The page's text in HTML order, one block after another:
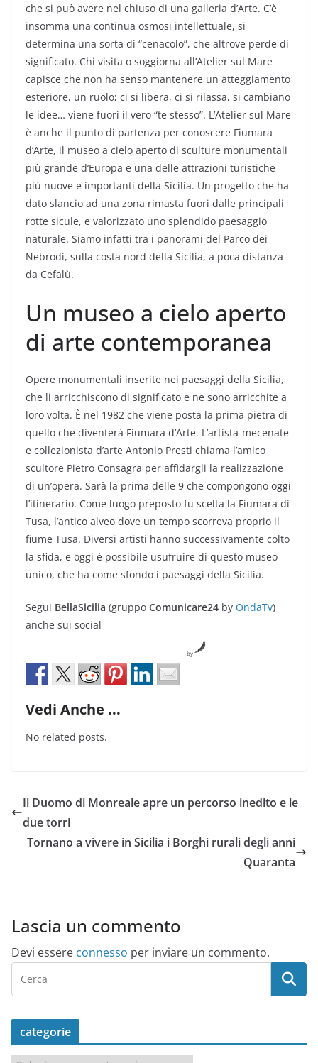
che si può avere nel chiuso di una galleria d’Arte. C’è
insomma una continua osmosi intellettuale, si
determina una sorta di “cenacolo”, che altrove perde di
significato. Chi visita o soggiorna all’Atelier sul Mare
capisce che non ha senso mantenere un atteggiamento
esteriore, un ruolo; ci si libera, ci si rilassa, si cambiano
le idee… viene fuori il vero “te stesso”. L’Atelier sul Mare
è anche il punto di partenza per conoscere Fiumara
d’Arte, il museo a cielo aperto di sculture monumentali
più grande d’Europa e una delle attrazioni turistiche
più nuove e importanti della Sicilia. Un progetto che ha
dato slancio ad una zona rimasta fuori dalle principali
rotte sicule, e valorizzato uno splendido paesaggio
naturale. Siamo infatti tra i panorami del Parco dei
Nebrodi, sulla costa nord della Sicilia, a poca distanza
da Cefalù.
Un museo a cielo aperto
di arte contemporanea
Opere monumentali inserite nei paesaggi della Sicilia,
che li arricchiscono di significato e ne sono arricchite a
loro volta. È nel 1982 che viene posta la prima pietra di
quello che diventerà Fiumara d’Arte. L’artista-mecenate
e collezionista d’arte Antonio Presti chiama l’amico
scultore Pietro Consagra per affidargli la realizzazione
di un’opera. Sarà la prima delle 9 che compongono oggi
l’itinerario. Come luogo preposto fu scelta la Fiumara di
Tusa, l’antico alveo dove un tempo scorreva proprio il
fiume Tusa. Diversi artisti hanno successivamente colto
la sfida, e oggi è possibile usufruire di questo museo
unico, che ha come sfondo i paesaggi della Sicilia.
Segui BellaSicilia (gruppo Comunicare24 by OndaTv)
anche sui social
by
Vedi Anche ...
No related posts.
Il Duomo di Monreale apre un percorso inedito e le
due torri
Tornano a vivere in Sicilia i Borghi rurali degli anni
Quaranta
Lascia un commento
Devi essere connesso per inviare un commento.
categorie